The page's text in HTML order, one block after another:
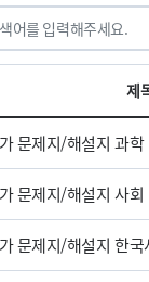
제
문제지/해설지 과학
문제지/해설지 사회
문제지/해설지 한국